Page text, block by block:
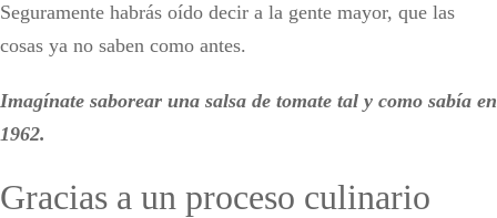
Seguramente habrás oído decir a la gente mayor, que las
cosas ya no saben como antes.
Imagínate saborear una salsa de tomate tal y como sabía en
1962.
Gracias a un proceso culinario